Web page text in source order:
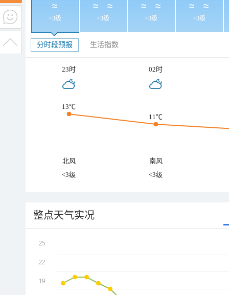
<3级 <3级 <3级 <3级
分时段预报 生活指数
23时 02时
13℃
11℃
北风
南风
<3级
<3级
整点天气实况
25
22
19